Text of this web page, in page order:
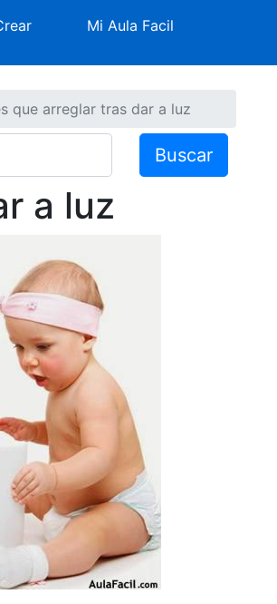
Mi Aula Facil
que arreglar tras dar a luz
Buscar
a luz